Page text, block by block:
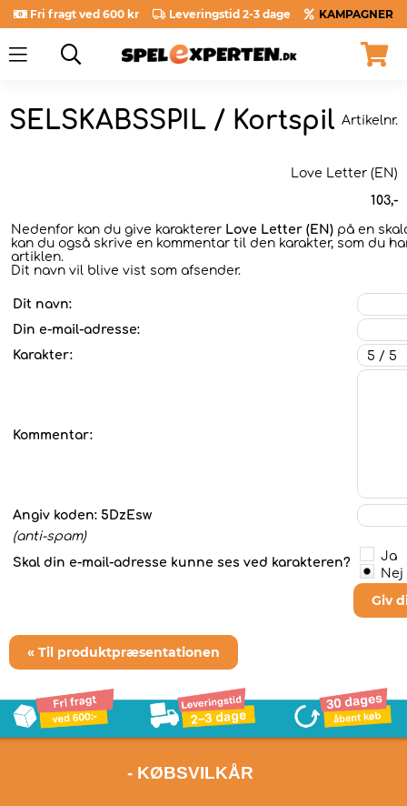
Fri fragt ved 600 kr Leveringstid 2-3 dage KAMPAGNER
SELSKABSSPIL / Kortspil Artikelnr.
Love Letter (EN)
103,-
Nedenfor kan du give karakterer Love Letter (EN) på en
kan du også skrive en kommentar til den karakter, som du
artiklen.
Dit navn vil blive vist som afsender.
Dit navn:
Din e-mail-adresse:
Karakter:
Kommentar:
Angiv koden: 5DzEsw
(anti-spam)
Skal din e-mail-adresse kunne ses ved karakteren?
Ja
Nej
Giv
« Til produktpræsentationen
- KØBSVILKÅR